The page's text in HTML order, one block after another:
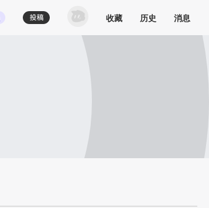
收藏 历史 消息